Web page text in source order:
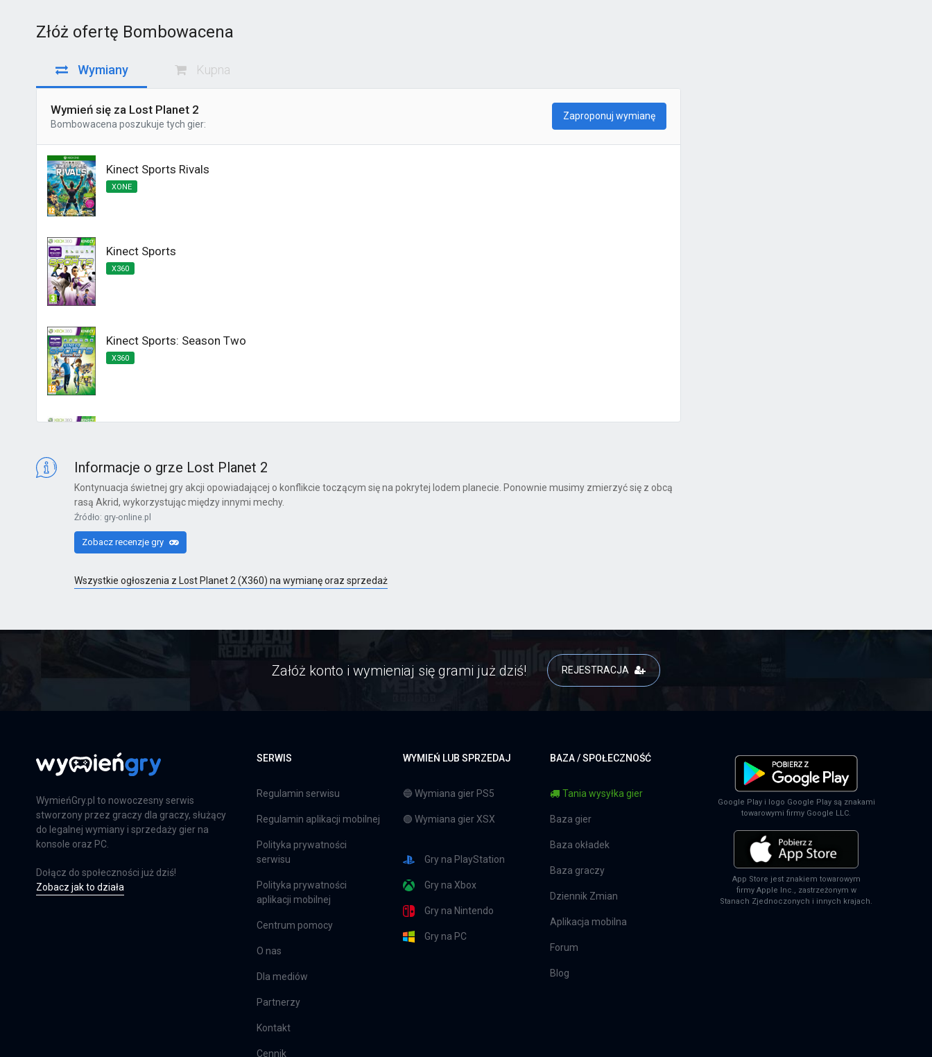
Złóż ofertę Bombowacena
Wymiany Kupna
Wymień się za Lost Planet 2
Bombowacena poszukuje tych gier:
Zaproponuj wymianę
Kinect Sports Rivals
XONE
Kinect Sports
X360
Kinect Sports: Season Two
X360
Far Cry 6: Yara Edition
Far Cry 6: Limited Edition
Farming Simulator 25
Informacje o grze Lost Planet 2
Kontynuacja świetnej gry akcji opowiadającej o konflikcie toczącym się na pokrytej lodem planecie. Ponownie musimy zmierzyć się z obcą
rasą Akrid, wykorzystując między innymi mechy.
Źródło: gry-online.pl
Zobacz recenzje gry
Wszystkie ogłoszenia z Lost Planet 2 (X360) na wymianę oraz sprzedaż
Załóż konto i wymieniaj się grami już dziś! REJESTRACJA
WymieńGry.pl to nowoczesny serwis
stworzony przez graczy dla graczy, służący
do legalnej wymiany i sprzedaży gier na
konsole oraz PC.
Dołącz do społeczności już dziś!
Zobacz jak to działa
SERWIS
Regulamin serwisu
Regulamin aplikacji mobilnej
Polityka prywatności
serwisu
Polityka prywatności
aplikacji mobilnej
Centrum pomocy
O nas
Dla mediów
Partnerzy
Kontakt
Cennik
WYMIEŃ LUB SPRZEDAJ
🔵 Wymiana gier PS5
🟢 Wymiana gier XSX
Gry na PlayStation
Gry na Xbox
Gry na Nintendo
Gry na PC
BAZA / SPOŁECZNOŚĆ
Tania wysyłka gier
Baza gier
Baza okładek
Baza graczy
Dziennik Zmian
Aplikacja mobilna
Forum
Blog
Google Play i logo Google Play są znakami
towarowymi firmy Google LLC.
App Store jest znakiem towarowym
firmy Apple Inc., zastrzeżonym w
Stanach Zjednoczonych i innych krajach.